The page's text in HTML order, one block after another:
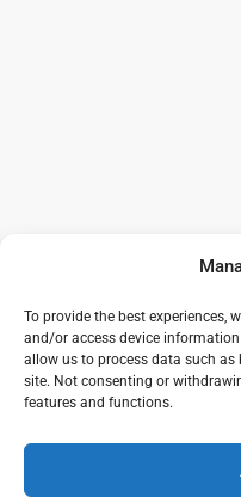
To provide the best experiences,
and/or access device
allow us to process data such
site. Not consenting or
features and functions.